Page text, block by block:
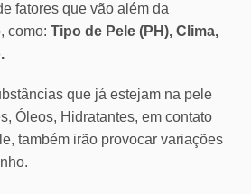
fatores que vão além da
como: Tipo de Pele (PH), Clima,
que já estejam na pele
Óleos, Hidratantes, em contato
também irão provocar variações